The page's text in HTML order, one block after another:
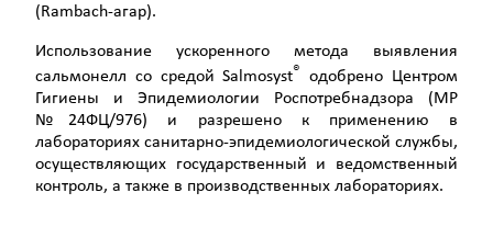
(Rambach-агар).
Использование ускоренного метода выявления
сальмонелл со средой Salmosyst®
одобрено Центром
Гигиены и Эпидемиологии Роспотребнадзо­ра (МР
№24ФЦ/976) и разрешено к применению в
лабораториях санитарно-эпидемиологической службы,
осуществляющих государственный и ведомственный
контроль, а также в производствен­ных лабораториях.